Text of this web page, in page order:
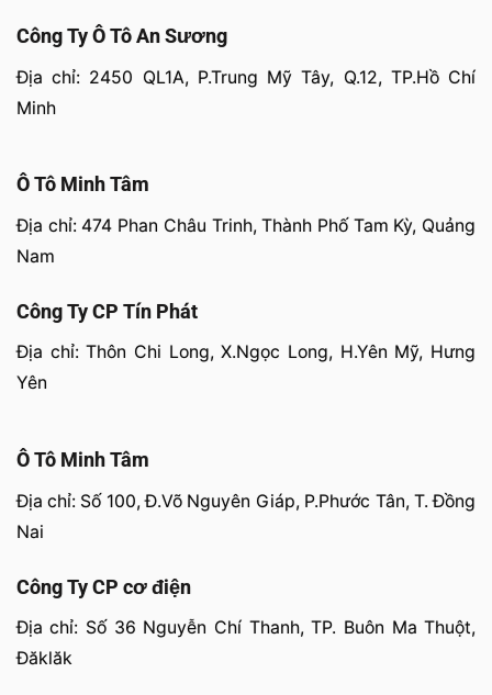
Công Ty Ô Tô An Sương
Địa chỉ: 2450 QL1A, P.Trung Mỹ Tây, Q.12, TP.Hồ Chí
Minh
Ô Tô Minh Tâm
Địa chỉ: 474 Phan Châu Trinh, Thành Phố Tam Kỳ, Quảng
Nam
Công Ty CP Tín Phát
Địa chỉ: Thôn Chi Long, X.Ngọc Long, H.Yên Mỹ, Hưng
Yên
Ô Tô Minh Tâm
Địa chỉ: Số 100, Đ.Võ Nguyên Giáp, P.Phước Tân, T. Đồng
Nai
Công Ty CP cơ điện
Địa chỉ: Số 36 Nguyễn Chí Thanh, TP. Buôn Ma Thuột,
Đăklăk